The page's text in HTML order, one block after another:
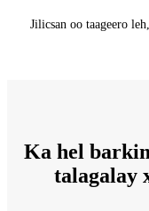
Jilicsan oo taageero
Ka hel
talagalay